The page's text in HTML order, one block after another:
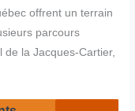
offrent un terrain
parcours
la Jacques-Cartier,